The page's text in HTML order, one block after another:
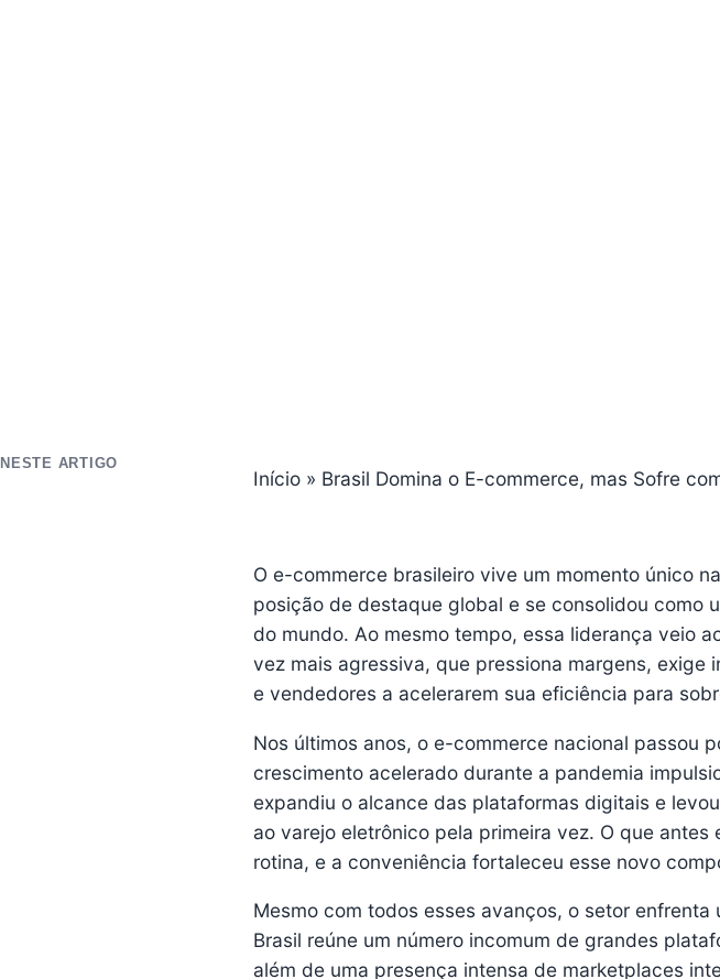
NESTE ARTIGO
Início » Brasil Domina o E-commerce, mas Sofre
O e-commerce brasileiro vive um momento único
posição de destaque global e se consolidou como
do mundo. Ao mesmo tempo, essa liderança veio
vez mais agressiva, que pressiona margens, exige
e vendedores a acelerarem sua eficiência para
Nos últimos anos, o e-commerce nacional passou
crescimento acelerado durante a pandemia
expandiu o alcance das plataformas digitais e
ao varejo eletrônico pela primeira vez. O que
rotina, e a conveniência fortaleceu esse novo
Mesmo com todos esses avanços, o setor
Brasil reúne um número incomum de grandes
além de uma presença intensa de marketplaces